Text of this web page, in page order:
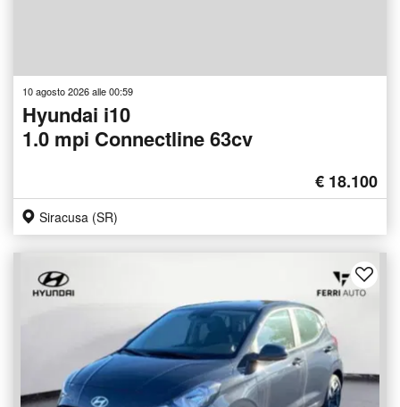
10 agosto 2026 alle 00:59
Hyundai i10
1.0 mpi Connectline 63cv
€ 18.100
Siracusa (SR)